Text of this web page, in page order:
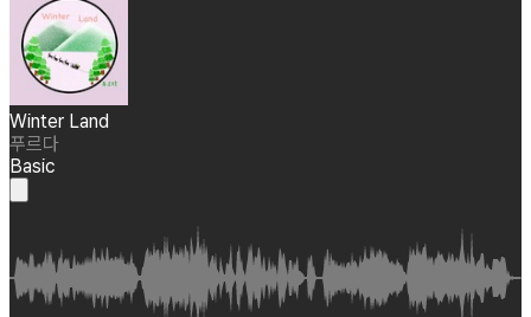
Winter Land
푸르다
Basic